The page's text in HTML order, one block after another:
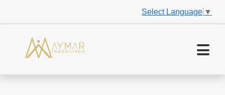
Select Language ▼